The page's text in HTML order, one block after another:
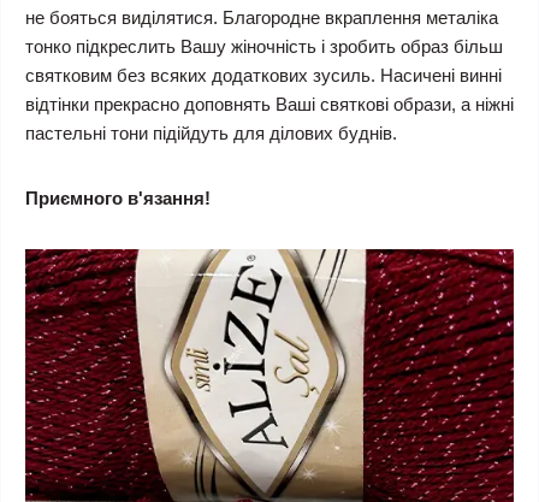
не бояться виділятися. Благородне вкраплення металіка
тонко підкреслить Вашу жіночність і зробить образ більш
святковим без всяких додаткових зусиль. Насичені винні
відтінки прекрасно доповнять Ваші святкові образи, а ніжні
пастельні тони підійдуть для ділових буднів.
Приємного в'язання!